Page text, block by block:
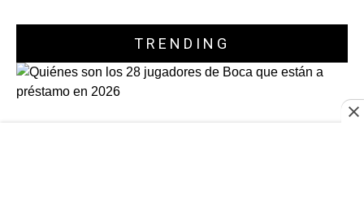
TRENDING